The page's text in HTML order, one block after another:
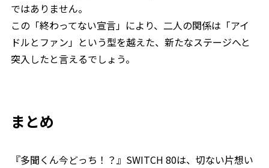
ではありません。
この「終わってない宣言」により、二人の関係は「アイ
ドルとファン」という型を越えた、新たなステージへと
突入したと言えるでしょう。
まとめ
『多聞くん今どっち！？』SWITCH 80は、切ない片想い